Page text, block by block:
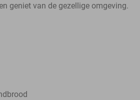
geniet van de gezellige omgeving.